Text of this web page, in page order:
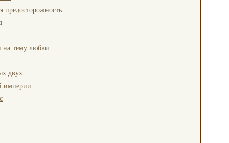
тему любви
двух
империи